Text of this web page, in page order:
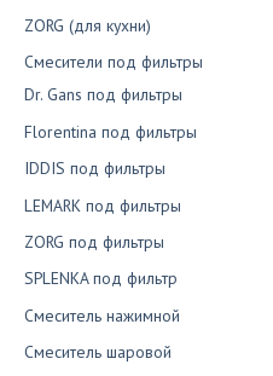
ZORG (для кухни)
Смесители под фильтры
Dr. Gans под фильтры
Florentina под фильтры
IDDIS под фильтры
LEMARK под фильтры
ZORG под фильтры
SPLENKA под фильтр
Смеситель нажимной
Смеситель шаровой